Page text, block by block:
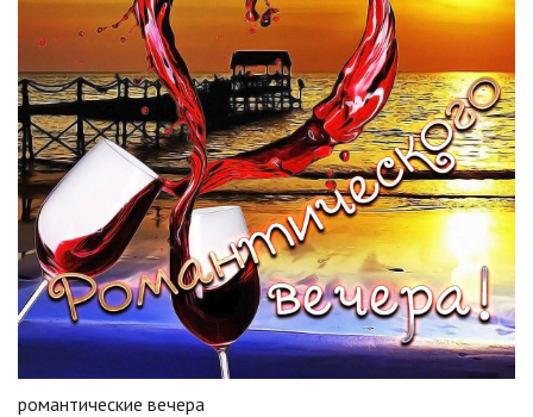
романтические вечера